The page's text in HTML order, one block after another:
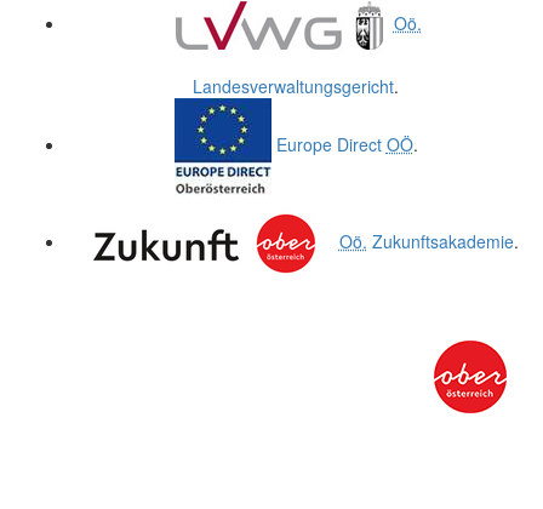
Oö.
Landesverwaltungsgericht.
Europe Direct OÖ.
Oö. Zukunftsakademie.